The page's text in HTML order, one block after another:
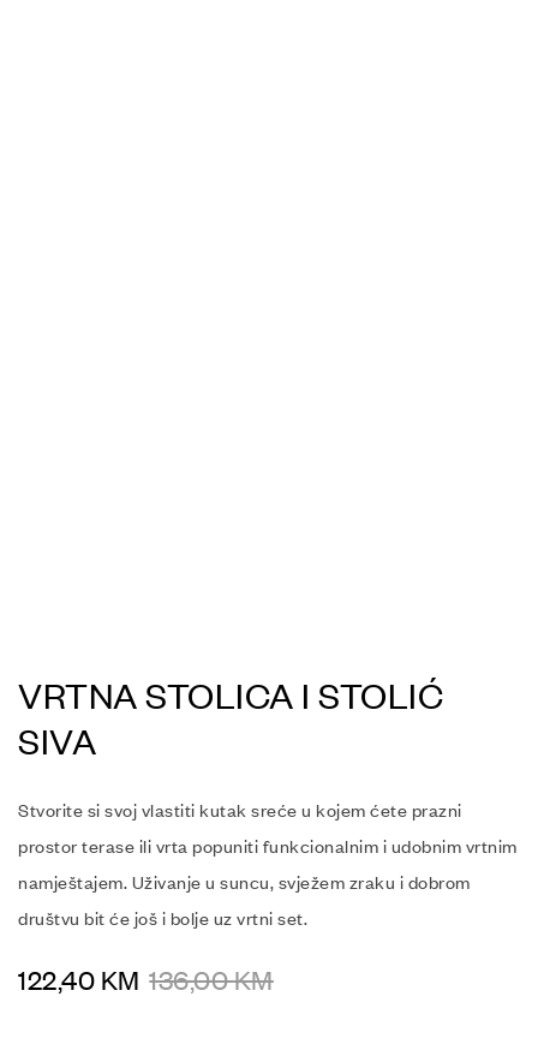
VRTNA STOLICA I STOLIĆ
SIVA
Stvorite si svoj vlastiti kutak sreće u kojem ćete prazni
prostor terase ili vrta popuniti funkcionalnim i udobnim vrtnim
namještajem. Uživanje u suncu, svježem zraku i dobrom
društvu bit će još i bolje uz vrtni set.
136,00KM
122,40 KM